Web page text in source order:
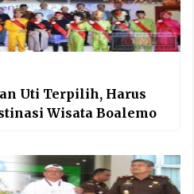
Uti Terpilih, Harus
Wisata Boalemo